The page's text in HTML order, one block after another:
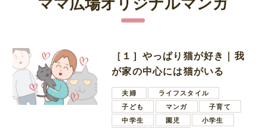
［１］やっぱり猫が好き｜我
が家の中心には猫がいる
夫婦
ライフスタイル
子ども
マンガ
子育て
中学生
園児
小学生